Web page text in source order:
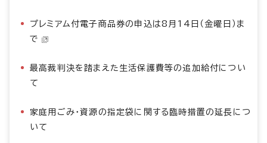
プレミアム付電子商品券の申込は8月14日（金曜日）ま
で
最高裁判決を踏まえた生活保護費等の追加給付につい
て
家庭用ごみ・資源の指定袋に関する臨時措置の延長につ
いて